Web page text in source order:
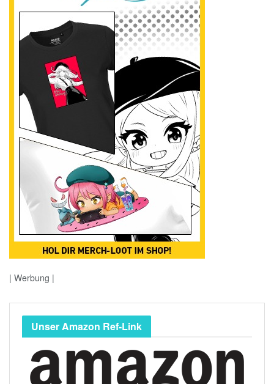
| Werbung |
Unser Amazon Ref-Link